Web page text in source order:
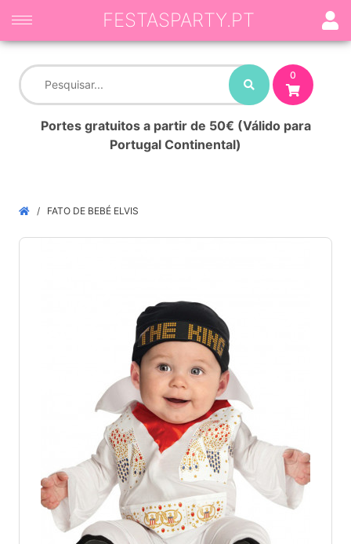
0
Portes gratuitos a partir de 50€ (Válido para
Portugal Continental)
FESTASPARTY.PT
FATO DE BEBÉ ELVIS